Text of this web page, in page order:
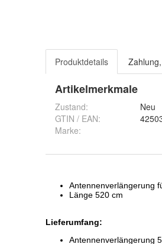
Produktdetails
Artikelmerkmale
Zustand:
Neu
GTIN / EAN:
Marke: